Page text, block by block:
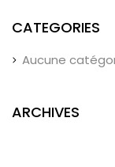
CATEGORIES
Aucune
ARCHIVES